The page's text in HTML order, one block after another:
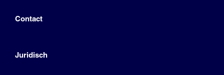
Contact
Juridisch